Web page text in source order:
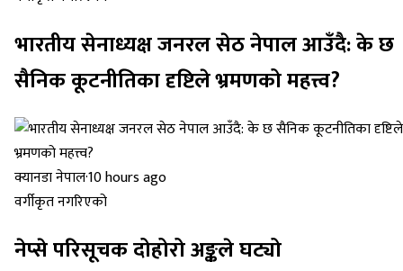
भारतीय सेनाध्यक्ष जनरल सेठ नेपाल आउँदै: के छ
सैनिक कूटनीतिका दृष्टिले भ्रमणको महत्त्व?
क्यानडा नेपाल·10 hours ago
वर्गीकृत नगरिएको
नेप्से परिसूचक दोहोरो अङ्कले घट्यो